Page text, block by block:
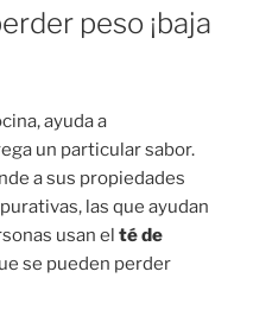
peso ¡baja
ayuda a
un particular sabor.
a sus propiedades
las que ayudan
usan el té de
se pueden perder